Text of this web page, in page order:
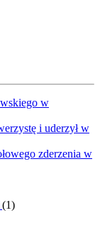
w
i uderzył w
zderzenia w
(1)